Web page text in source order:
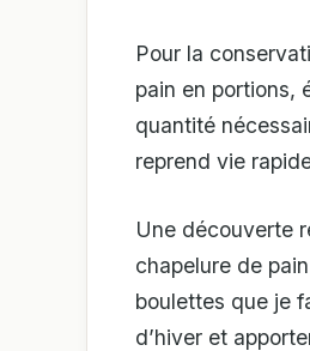
Pour la
pain en portions,
quantité
reprend vie
Une découverte
chapelure de
boulettes que je
d’hiver et